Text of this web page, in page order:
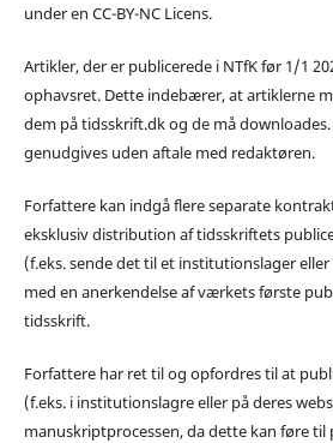
under en CC-BY-NC Licens.
Artikler, der er publicerede i NTfK før 1/1
ophavsret. Dette indebærer, at artiklerne
dem på tidsskrift.dk og de må
genudgives uden aftale med redaktøren.
Forfattere kan indgå flere separate
eksklusiv distribution af tidsskriftets
(f.eks. sende det til et institutionslager
med en anerkendelse af værkets første
tidsskrift.
Forfattere har ret til og opfordres til at
(f.eks. i institutionslagre eller på deres
manuskriptprocessen, da dette kan føre